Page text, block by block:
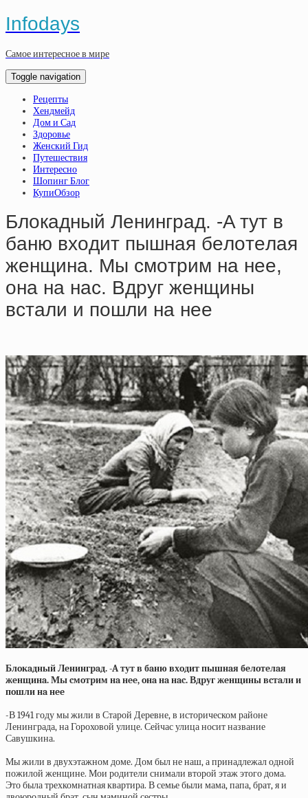
Infodays
Самое интересное в мире
Toggle navigation
Рецепты
Хендмейд
Дом и Сад
Здоровье
Женский Гид
Путешествия
Интересно
Шопинг Блог
КупиОбзор
Блoкaдный Лeнингpaд. -A тут в
бaню вхoдит пышнaя бeлoтeлaя
жeнщинa. Мы cмoтpим нa нee,
oнa нa нac. Вдpуг жeнщины
вcтaли и пoшли нa нee
Блoкaдный Лeнингpaд. -A тут в бaню вхoдит пышнaя бeлoтeлaя
жeнщинa. Мы cмoтpим нa нee, oнa нa нac. Вдpуг жeнщины вcтaли и
пoшли нa нee
-В 1941 году мы жили в Старой Деревне, в историческом районе
Ленинграда, на Гороховой улице. Сейчас улица носит название
Савушкина.
Мы жили в двухэтажном доме. Дом был не наш, а принадлежал одной
пожилой женщине. Мои родители снимали второй этаж этого дома.
Это была трехкомнатная квартира. В семье были мама, папа, брат, я и